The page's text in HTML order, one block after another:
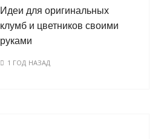
Идеи для оригинальных
клумб и цветников своими
руками
1 ГОД НАЗАД